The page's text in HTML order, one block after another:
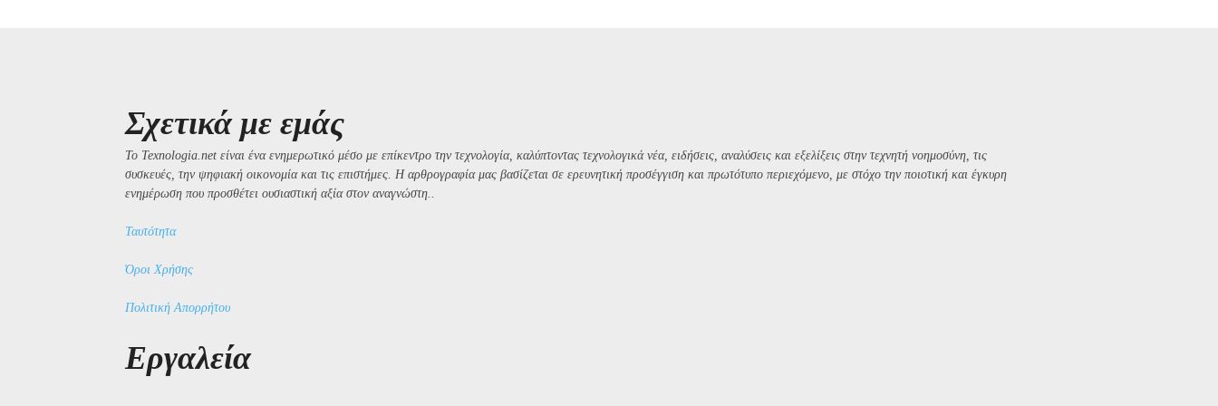
Σχετικά με εμάς
Το Texnologia.net είναι ένα ενημερωτικό μέσο με επίκεντρο την τεχνολογία, καλύπτοντας τεχνολογικά νέα, ειδήσεις, αναλύσεις και εξελίξεις στην τεχνητή νοημοσύνη, τις
συσκευές, την ψηφιακή οικονομία και τις επιστήμες. Η αρθρογραφία μας βασίζεται σε ερευνητική προσέγγιση και πρωτότυπο περιεχόμενο, με στόχο την ποιοτική και έγκυρη
ενημέρωση που προσθέτει ουσιαστική αξία στον αναγνώστη..
Ταυτότητα
Όροι Χρήσης
Πολιτική Απορρήτου
Εργαλεία